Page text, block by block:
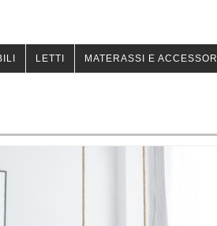
LETTI MATERASSI E ACCESSORI